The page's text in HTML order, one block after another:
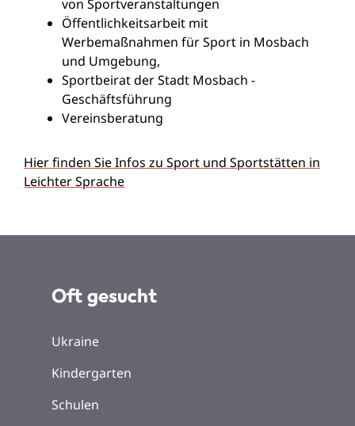
von Sportveranstaltungen
Öffentlichkeitsarbeit mit
Werbemaßnahmen für Sport in Mosbach
und Umgebung,
Sportbeirat der Stadt Mosbach -
Geschäftsführung
Vereinsberatung
Hier finden Sie Infos zu Sport und Sportstätten in
Leichter Sprache
Oft gesucht
Ukraine
Kindergarten
Schulen